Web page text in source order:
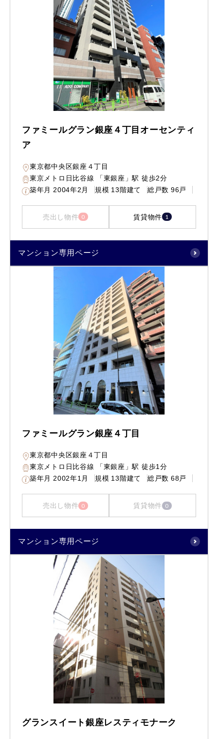
ファミールグラン銀座４丁目オーセンティ
ア
東京都中央区銀座４丁目
東京メトロ日比谷線 「東銀座」駅 徒歩2分
築年月 2004年2月 規模 13階建て 総戸数 96戸
売出し物件 0 賃貸物件 1
マンション専用ページ
ファミールグラン銀座４丁目
東京都中央区銀座４丁目
東京メトロ日比谷線 「東銀座」駅 徒歩1分
築年月 2002年1月 規模 13階建て 総戸数 68戸
売出し物件 0 賃貸物件 0
マンション専用ページ
グランスイート銀座レスティモナーク